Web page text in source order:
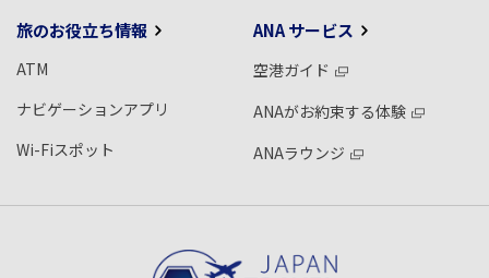
旅のお役立ち情報
ATM
ナビゲーションアプリ
Wi-Fiスポット
ANA サービス
空港ガイド
ANAがお約束する体験
ANAラウンジ